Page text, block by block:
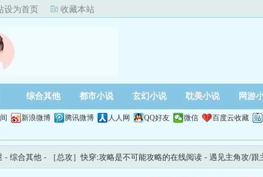
设为首页 收藏本站
综合其他 都市小说 玄幻小说 耽美小说 网游
新浪微博 腾讯微博 人人网 QQ好友 微信 百度云收藏
- 综合其他 - ［总攻］快穿:攻略是不可能攻略的在线阅读 - 遇见主角攻/跟